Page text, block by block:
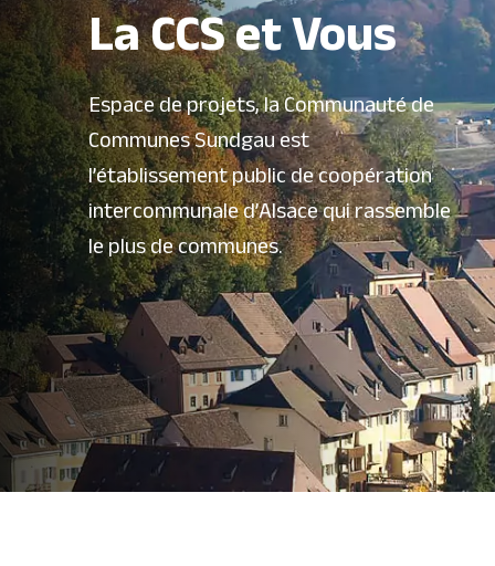
La CCS et Vous
Espace de projets, la Communauté de
Communes Sundgau est
l’établissement public de coopération
intercommunale d’Alsace qui rassemble
le plus de communes.